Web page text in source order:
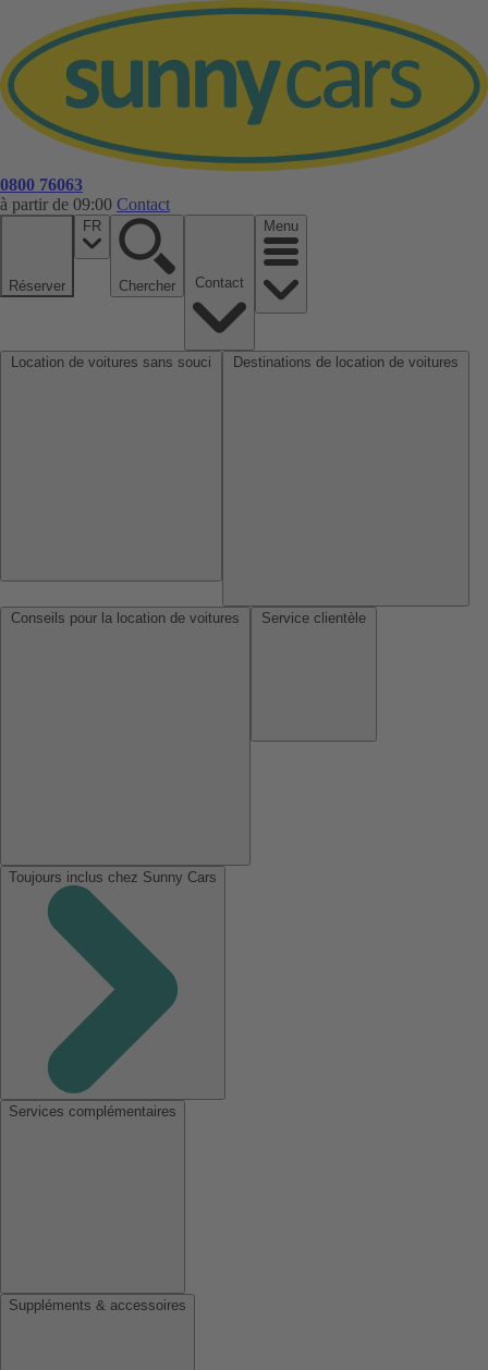
0800 76063
à partir de 09:00 Contact
Réserver
FR
Chercher
Menu
Toujours inclus chez Sunny Cars
Services complémentaires
Suppléments & accessoires